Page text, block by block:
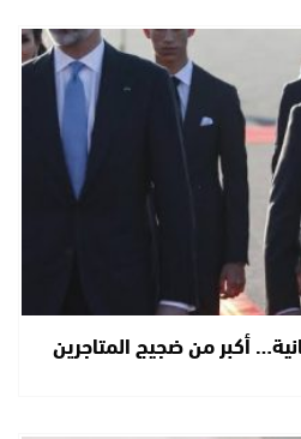
أكبر من ضجيج المتاجرين